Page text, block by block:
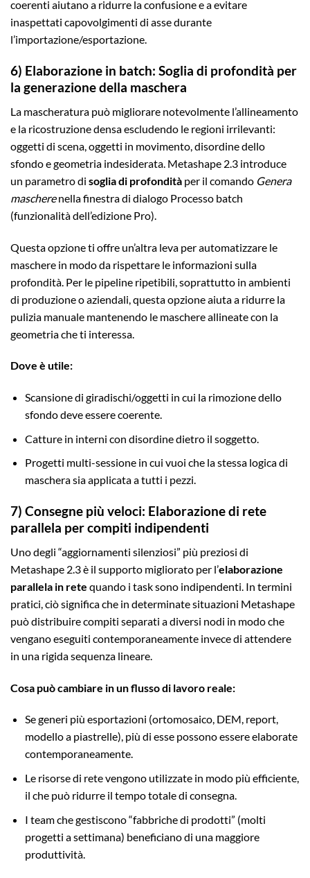
coerenti aiutano a ridurre la confusione e a evitare
inaspettati capovolgimenti di asse durante
l’importazione/esportazione.
6) Elaborazione in batch: Soglia di profondità per
la generazione della maschera
La mascheratura può migliorare notevolmente l’allineamento
e la ricostruzione densa escludendo le regioni irrilevanti:
oggetti di scena, oggetti in movimento, disordine dello
sfondo e geometria indesiderata. Metashape 2.3 introduce
un parametro di soglia di profondità per il comando Genera
mascherenella finestra di dialogo Processo batch
(funzionalità dell’edizione Pro).
Questa opzione ti offre un’altra leva per automatizzare le
maschere in modo da rispettare le informazioni sulla
profondità. Per le pipeline ripetibili, soprattutto in ambienti
di produzione o aziendali, questa opzione aiuta a ridurre la
pulizia manuale mantenendo le maschere allineate con la
geometria che ti interessa.
Dove è utile:
Scansione di giradischi/oggetti in cui la rimozione dello
sfondo deve essere coerente.
Catture in interni con disordine dietro il soggetto.
Progetti multi-sessione in cui vuoi che la stessa logica di
maschera sia applicata a tutti i pezzi.
7) Consegne più veloci: Elaborazione di rete
parallela per compiti indipendenti
Uno degli “aggiornamenti silenziosi” più preziosi di
Metashape 2.3 è il supporto migliorato per l’elaborazione
parallela in rete quando i task sono indipendenti. In termini
pratici, ciò significa che in determinate situazioni Metashape
può distribuire compiti separati a diversi nodi in modo che
vengano eseguiti contemporaneamente invece di attendere
in una rigida sequenza lineare.
Cosa può cambiare in un flusso di lavoro reale:
Se generi più esportazioni (ortomosaico, DEM, report,
modello a piastrelle), più di esse possono essere elaborate
contemporaneamente.
Le risorse di rete vengono utilizzate in modo più efficiente,
il che può ridurre il tempo totale di consegna.
I team che gestiscono “fabbriche di prodotti” (molti
progetti a settimana) beneficiano di una maggiore
produttività.